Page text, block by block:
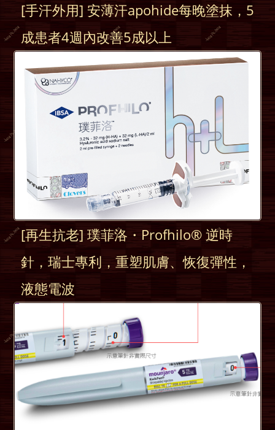
[手汗外用] 安薄汗apohide每晚塗抹，5
成患者4週內改善5成以上
[再生抗老] 璞菲洛・Profhilo® 逆時
針，瑞士專利，重塑肌膚、恢復彈性，
液態電波